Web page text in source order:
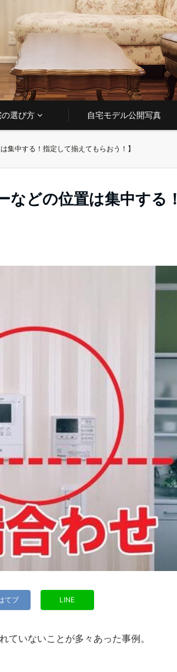
選び方 自宅モデル公開写真
集中する！指定して揃えてもらおう！】
などの位置は集中する！
てブ LINE
いないことが多々あった事例。